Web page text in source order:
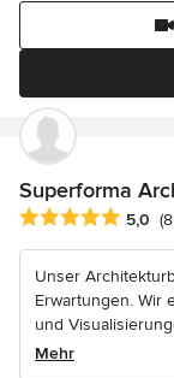
Superforma
Durchschnittliche
5,0
Unser
Erwartungen. Wir
und
Mehr